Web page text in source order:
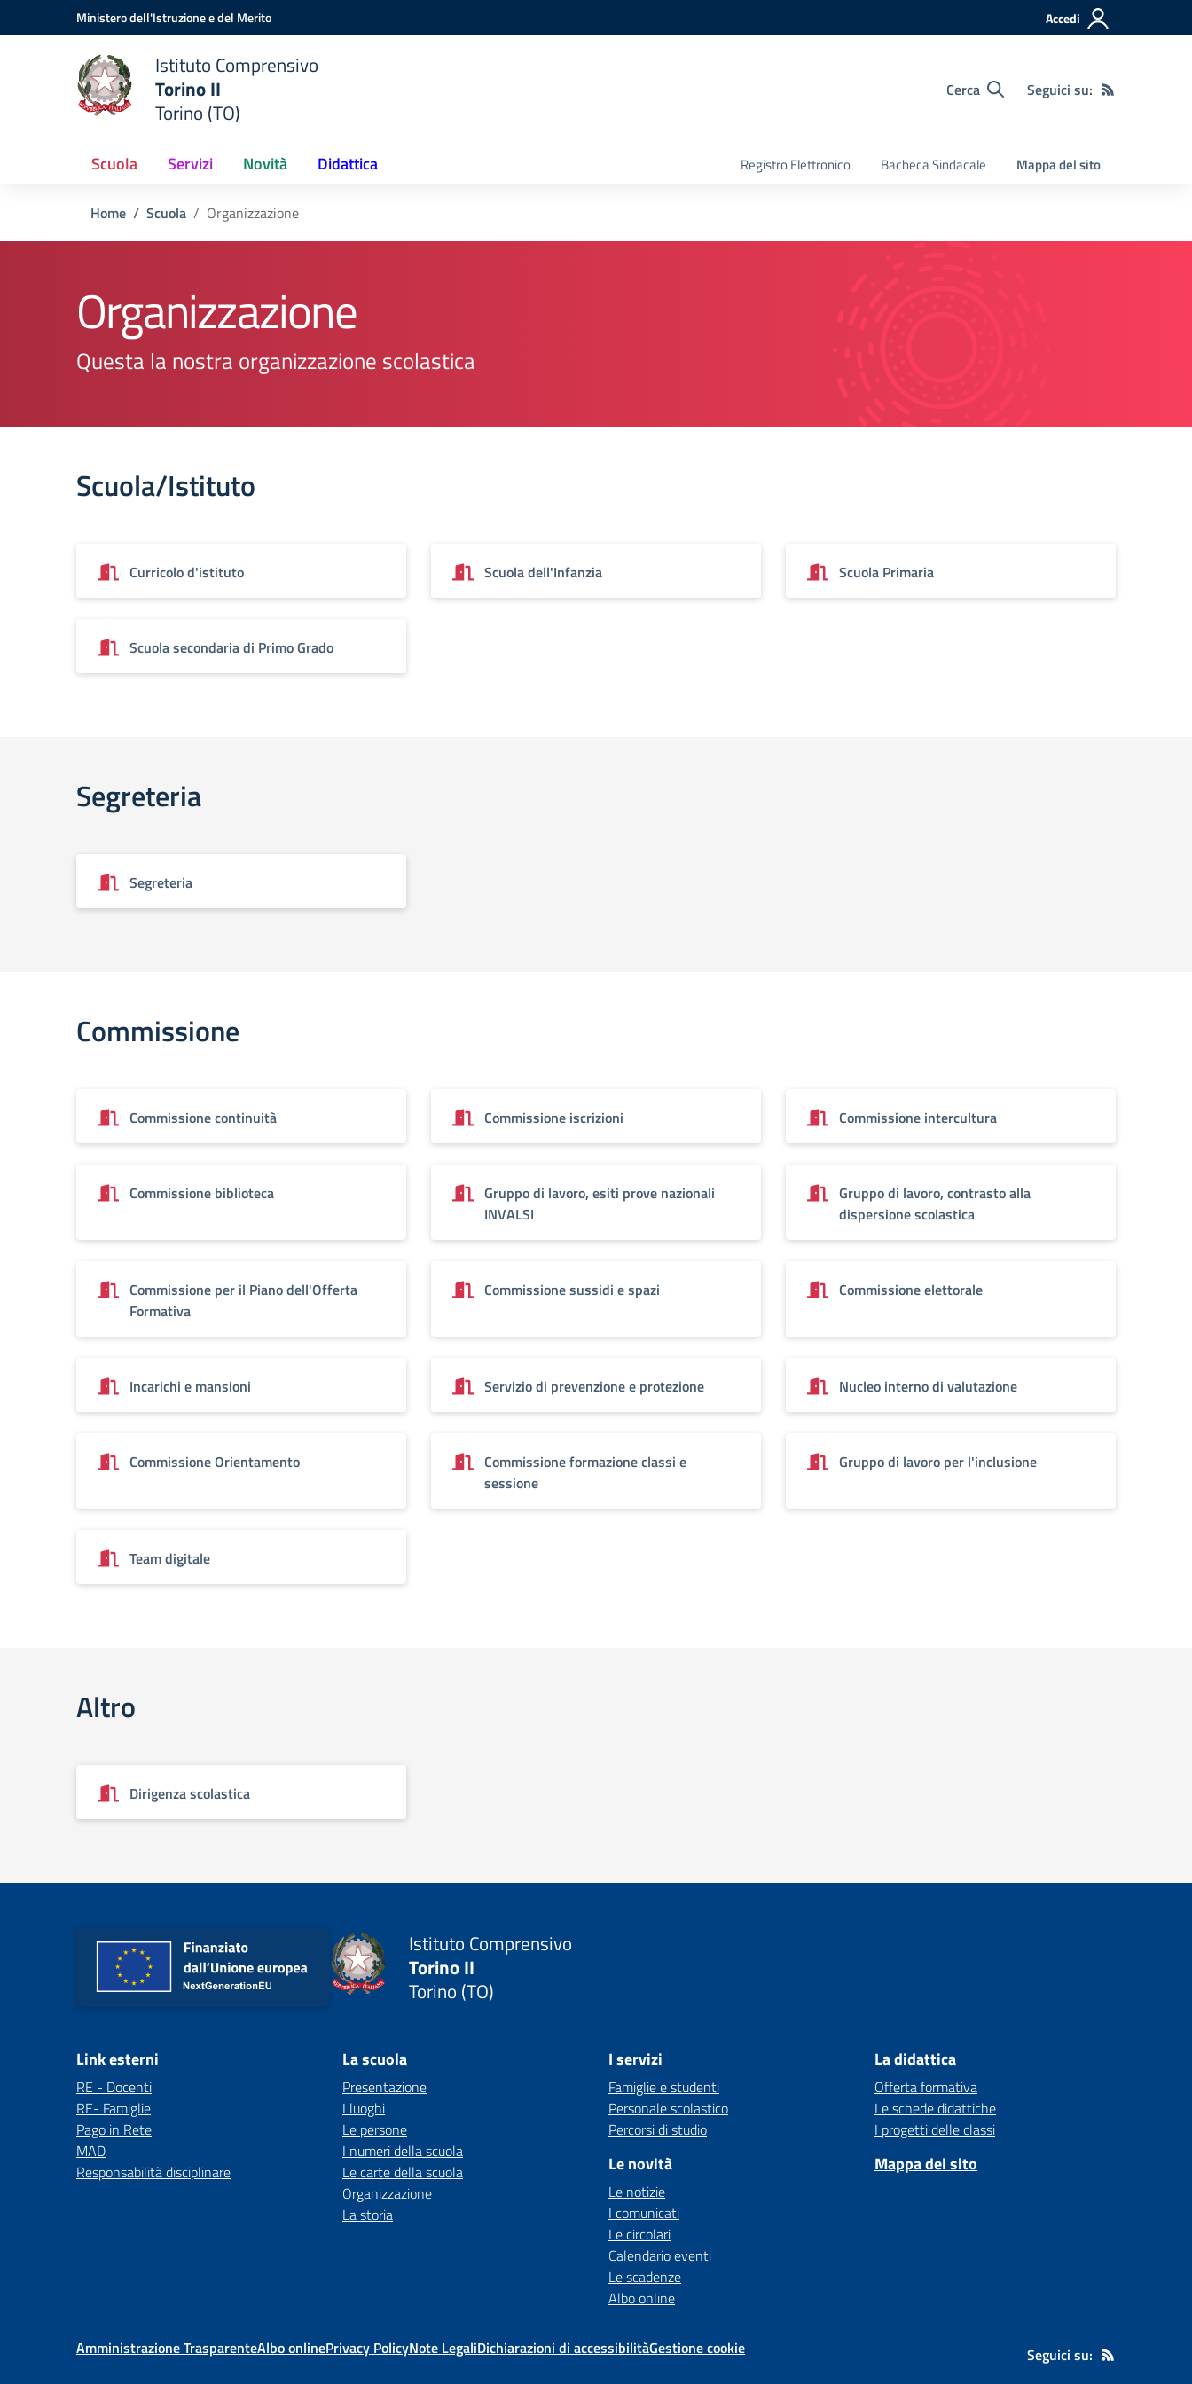
Vai ai contenuti
Vai al menu di navigazioneMinistero dell'Istruzione e del Merito Accedi
Istituto Comprensivo
Torino II
Torino (TO)
Cerca Seguici su:
Scuola Servizi Novità Didattica Registro Elettronico Bacheca Sindacale Mappa del sito
Home Scuola Organizzazione
Organizzazione
Questa la nostra organizzazione scolastica
Scuola/Istituto
Curricolo d'istituto Scuola dell'Infanzia Scuola Primaria
Scuola secondaria di Primo Grado
Segreteria
Segreteria
Commissione
Commissione continuità Commissione iscrizioni Commissione intercultura
Commissione biblioteca
Gruppo di lavoro, esiti prove nazionali
INVALSI
Gruppo di lavoro, contrasto alla
dispersione scolastica
Commissione per il Piano dell'Offerta
Formativa
Commissione sussidi e spazi Commissione elettorale
Incarichi e mansioni Servizio di prevenzione e protezione Nucleo interno di valutazione
Commissione Orientamento
Commissione formazione classi e
sessione
Gruppo di lavoro per l'inclusione
Team digitale
Altro
Dirigenza scolastica
Istituto Comprensivo
Torino II
Torino (TO)
Link esterni
RE - Docenti
RE- Famiglie
Pago in Rete
MAD
Responsabilità disciplinare
La scuola
Presentazione
I luoghi
Le persone
I numeri della scuola
Le carte della scuola
Organizzazione
La storia
I servizi
Famiglie e studenti
Personale scolastico
Percorsi di studio
Le novità
Le notizie
I comunicati
Le circolari
Calendario eventi
Le scadenze
Albo online
La didattica
Offerta formativa
Le schede didattiche
I progetti delle classi
Mappa del sito
Amministrazione TrasparenteAlbo onlinePrivacy PolicyNote LegaliDichiarazioni di accessibilitàGestione cookie Seguici su: